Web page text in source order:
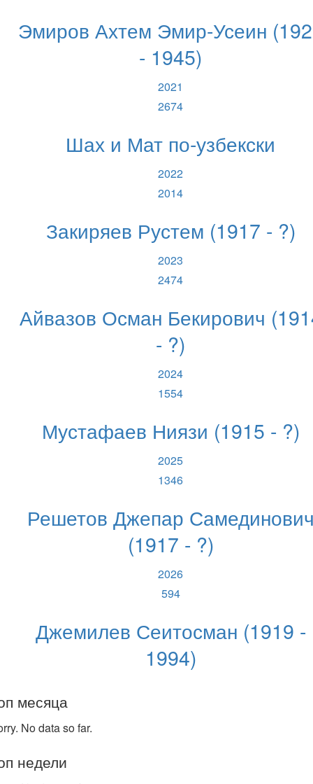
Эмиров Ахтем Эмир-Усеин
- 1945)
2021
2674
Шах и Мат по-узбекски
2022
2014
Закиряев Рустем (1917 - ?)
2023
2474
Айвазов Осман Бекирович
- ?)
2024
1554
Мустафаев Ниязи (1915 - ?)
2025
1346
Решетов Джепар
(1917 - ?)
2026
594
Джемилев Сеитосман (1919 -
1994)
месяца
No data so far.
недели